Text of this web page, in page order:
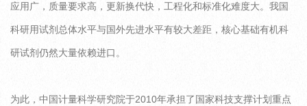
应用广，质量要求高，更新换代快，工程化和标准化难度大。我国
科研用试剂总体水平与国外先进水平有较大差距，核心基础有机科
研试剂仍然大量依赖进口。
为此，中国计量科学研究院于2010年承担了国家科技支撑计划重点